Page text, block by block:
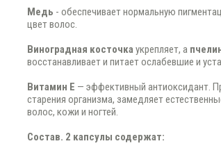
Медь - обеспечивает нормальную
цвет волос.
Виноградная косточкаукрепляет, а
восстанавливает и питает ослабевшие и
Витамин Е — эффективный антиоксидант.
старения организма, замедляет
волос, кожи и ногтей.
Состав. 2 капсулы содержат: